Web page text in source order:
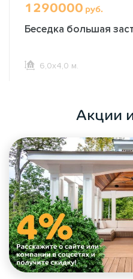
1290000 руб.
Беседка большая
6,0х4,0 м.
Акции